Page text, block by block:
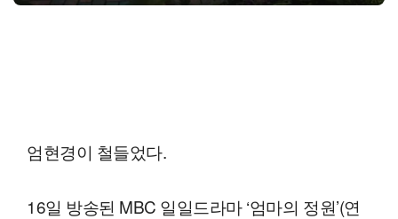
엄현경이 철들었다.
16일 방송된 MBC 일일드라마 ‘엄마의 정원’(연